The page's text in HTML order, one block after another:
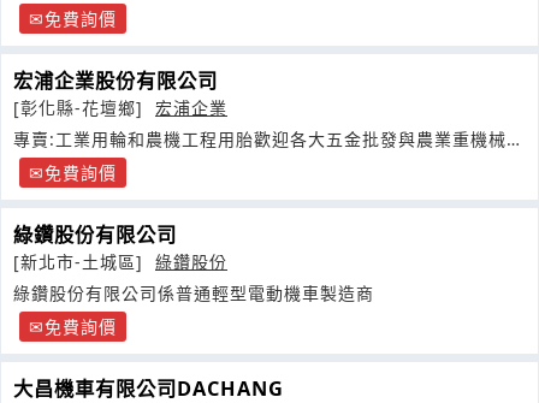
免費詢價
宏浦企業股份有限公司
[彰化縣-花壇鄉]
宏浦企業
專賣:工業用輪和農機工程用胎歡迎各大五金批發與農業重機械公
司行號洽詢
免費詢價
綠鑽股份有限公司
[新北市-土城區]
綠鑽股份
綠鑽股份有限公司係普通輕型電動機車製造商
免費詢價
大昌機車有限公司DACHANG